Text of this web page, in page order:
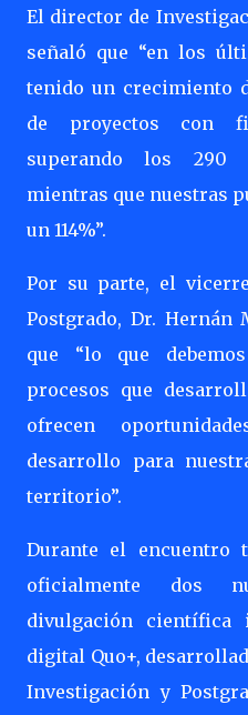
El director de
señaló que “en los
tenido un crecimiento
de proyectos con
superando los 290
mientras que nuestras
un 114%”.
Por su parte, el
Postgrado, Dr. Hernán
que “lo que
procesos que
ofrecen
desarrollo para
territorio”.
Durante el encuentro
oficialmente dos
divulgación científica
digital Quo+,
Investigación y